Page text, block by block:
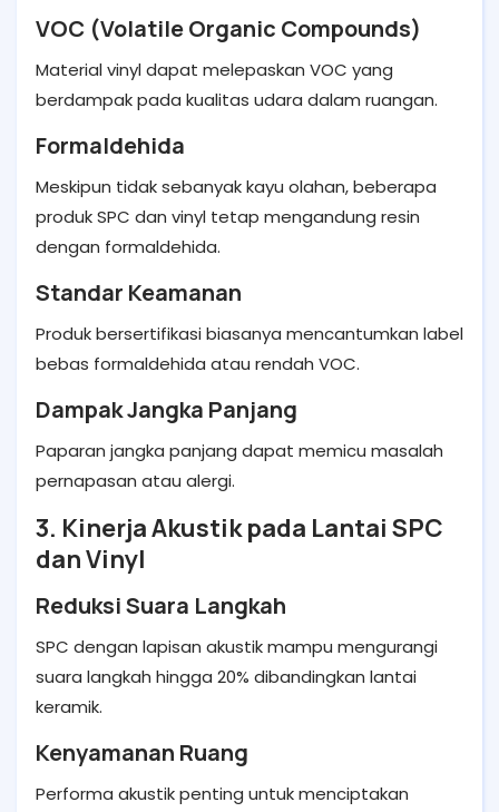
VOC (Volatile Organic Compounds)
Material vinyl dapat melepaskan VOC yang
berdampak pada kualitas udara dalam ruangan.
Formaldehida
Meskipun tidak sebanyak kayu olahan, beberapa
produk SPC dan vinyl tetap mengandung resin
dengan formaldehida.
Standar Keamanan
Produk bersertifikasi biasanya mencantumkan label
bebas formaldehida atau rendah VOC.
Dampak Jangka Panjang
Paparan jangka panjang dapat memicu masalah
pernapasan atau alergi.
3. Kinerja Akustik pada Lantai SPC
dan Vinyl
Reduksi Suara Langkah
SPC dengan lapisan akustik mampu mengurangi
suara langkah hingga 20% dibandingkan lantai
keramik.
Kenyamanan Ruang
Performa akustik penting untuk menciptakan